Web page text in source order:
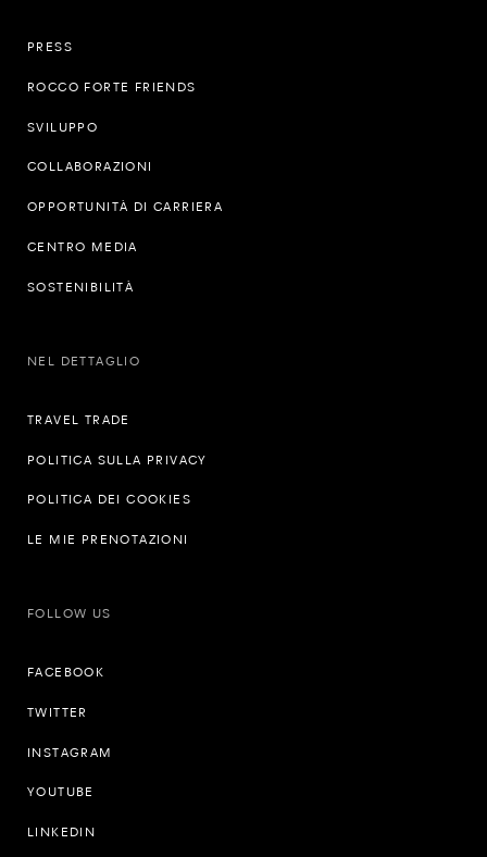
PRESS
ROCCO FORTE FRIENDS
SVILUPPO
COLLABORAZIONI
OPPORTUNITÀ DI CARRIERA
CENTRO MEDIA
SOSTENIBILITÀ
NEL DETTAGLIO
TRAVEL TRADE
POLITICA SULLA PRIVACY
POLITICA DEI COOKIES
LE MIE PRENOTAZIONI
FOLLOW US
FACEBOOK
TWITTER
INSTAGRAM
YOUTUBE
LINKEDIN